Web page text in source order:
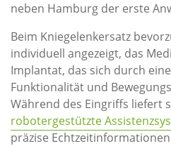
neben Hamburg der erste
Beim Kniegelenkersatz
individuell angezeigt, das
Implantat, das sich durch
Funktionalität und
Während des Eingriffs liefert
robotergestützte
präzise